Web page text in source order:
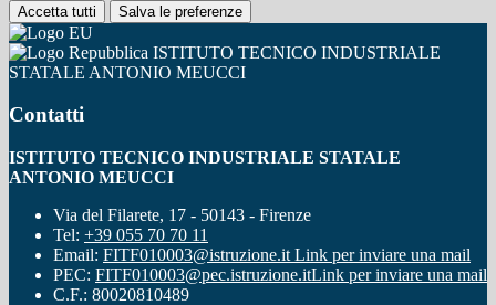
Accetta tutti Salva le preferenze
ISTITUTO TECNICO INDUSTRIALE
STATALE ANTONIO MEUCCI
Contatti
ISTITUTO TECNICO INDUSTRIALE STATALE
ANTONIO MEUCCI
Via del Filarete, 17 - 50143 - Firenze
Tel: +39 055 70 70 11
Email: FITF010003@istruzione.it Link per inviare una mail
PEC: FITF010003@pec.istruzione.itLink per inviare una mail
C.F.: 80020810489